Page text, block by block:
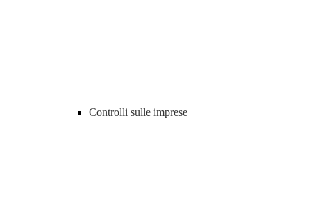
Controlli sulle imprese